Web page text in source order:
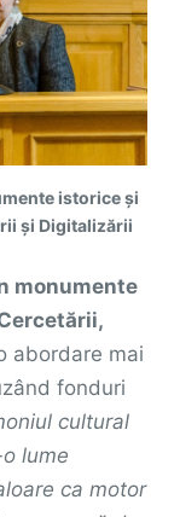
istorice și
și Digitalizării
monumente
abordare mai
fonduri
cultural
lume
ca motor